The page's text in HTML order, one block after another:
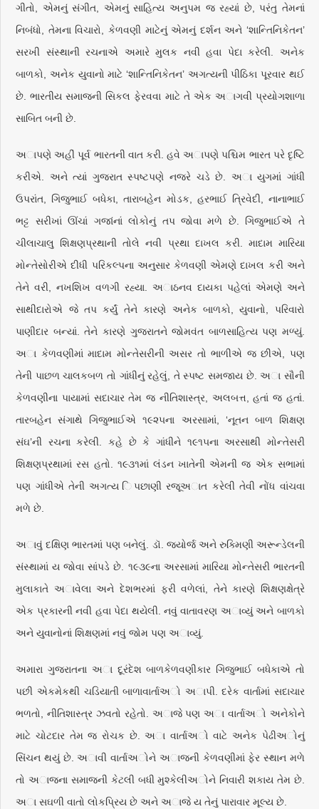
ગીતો, એમનું સંગીત, એમનું સાહિત્ય અનુપમ જ રહ્યાં છે, પરંતુ તેમનાં
નિબંધો, તેમના વિચારો, કેળવણી માટેનું એમનું દર્શન અને ‘શાન્તિનિકેતન’
સરખી સંસ્થાની રચનાએ અમારે મુલક નવી હવા પેદા કરેલી. અનેક
બાળકો, અનેક યુવાનો માટે ‘શાન્તિનિકેતન’ અગત્યની પીઠિકા પૂરવાર થઈ
છે. ભારતીય સમાજની સિકલ ફેરવવા માટે તે એક અાગવી પ્રયોગશાળા
સાબિત બની છે.
અાપણે અહીં પૂર્વ ભારતની વાત કરી. હવે અાપણે પશ્ચિમ ભારત પરે દૃષ્ટિ
કરીએ. અને ત્યાં ગુજરાત સ્પષ્ટપણે નજરે ચડે છે. અા યુગમાં ગાંધી
ઉપરાંત, ગિજુભાઈ બધેકા, તારાબહેન મોડક, હરભાઈ ત્રિવેદી, નાનાભાઈ
ભટ્ટ સરીખાં ઊંચાં ગજાંનાં લોકોનું તપ જોવા મળે છે. ગિજુભાઈએ તે
ચીલાચાલુ શિક્ષણપ્રથાની તોલે નવી પ્રથા દાખલ કરી. માદામ મારિયા
મોન્તેસોરીએ દીધી પરિકલ્પના અનુસાર કેળવણી એમણે દાખલ કરી અને
તેને વરી, નખશિખ વળગી રહ્યા. અાઠનવ દાયકા પહેલાં એમણે અને
સાથીદારોએ જે તપ કર્યું તેને કારણે અનેક બાળકો, યુવાનો, પરિવારો
પાણીદાર બન્યાં. તેને કારણે ગુજરાતને જોમવંત બાળસાહિત્ય પણ મળ્યું.
અા કેળવણીમાં માદામ મોન્તેસરીની અસર તો ભાળીએ જ છીએ, પણ
તેની પાછળ ચાલકબળ તો ગાંધીનું રહેલું, તે સ્પષ્ટ સમજાય છે. અા સૌની
કેળવણીના પાયામાં સદાચાર તેમ જ નીતિશાસ્ત્ર, અલબત્ત, હતાં જ હતાં.
તારબહેન સંગાથે ગિજુભાઈએ ૧૯૨૫ના અરસામાં, ‘નૂતન બાળ શિક્ષણ
સંઘ’ની રચના કરેલી. કહે છે કે ગાંધીને ૧૯૧૫ના અરસાથી મોન્તેસરી
શિક્ષણપ્રથામાં રસ હતો. ૧૯૩૧માં લંડન ખાતેની એમની જ એક સભામાં
પણ ગાંધીએ તેની અગત્ય િપછાણી રજૂઅાત કરેલી તેવી નોંધ વાંચવા
મળે છે.
અાવું દક્ષિણ ભારતમાં પણ બનેલું. ડૉ. જ્યોર્જ અને રુક્મિણી અરૂન્ડેલની
સંસ્થામાં ય જોવા સાંપડે છે. ૧૯૩૯ના અરસામાં મારિયા મોન્તેસરી ભારતની
મુલાકાતે અાવેલા અને દેશભરમાં ફરી વળેલાં, તેને કારણે શિક્ષણક્ષેત્રે
એક પ્રકારની નવી હવા પેદા થયેલી. નવું વાતાવરણ અાવ્યું અને બાળકો
અને યુવાનોનાં શિક્ષણમાં નવું જોમ પણ અાવ્યું.
અમારા ગુજરાતના અા દૂરંદેશ બાળકેળવણીકાર ગિજુભાઈ બધેકાએ તો
પછી એકમેકથી ચડિયાતી બાળાવાર્તાઅો અાપી. દરેક વાર્તામાં સદાચાર
ભળતો, નીતિશાસ્ત્ર ઝવતો રહેતો. અાજે પણ અા વાર્તાઅો અનેકોને
માટે ચોટદાર તેમ જ રોચક છે. અા વાર્તાઅો વાટે અનેક પેઢીઅોનું
સિંચન થયું છે. અાવી વાર્તાઅોને અાજની કેળવણીમાં ફેર સ્થાન મળે
તો અાજના સમાજની કેટલી બધી મુશ્કેલીઅોને નિવારી શકાય તેમ છે.
અા સઘળી વાતો લોકપ્રિય છે અને અાજે ય તેનું પારાવાર મૂલ્ય છે.